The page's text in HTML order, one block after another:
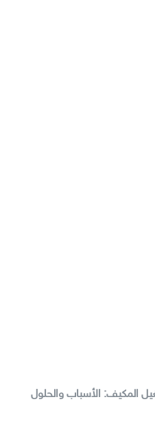
المكيف: الأسباب والحلول